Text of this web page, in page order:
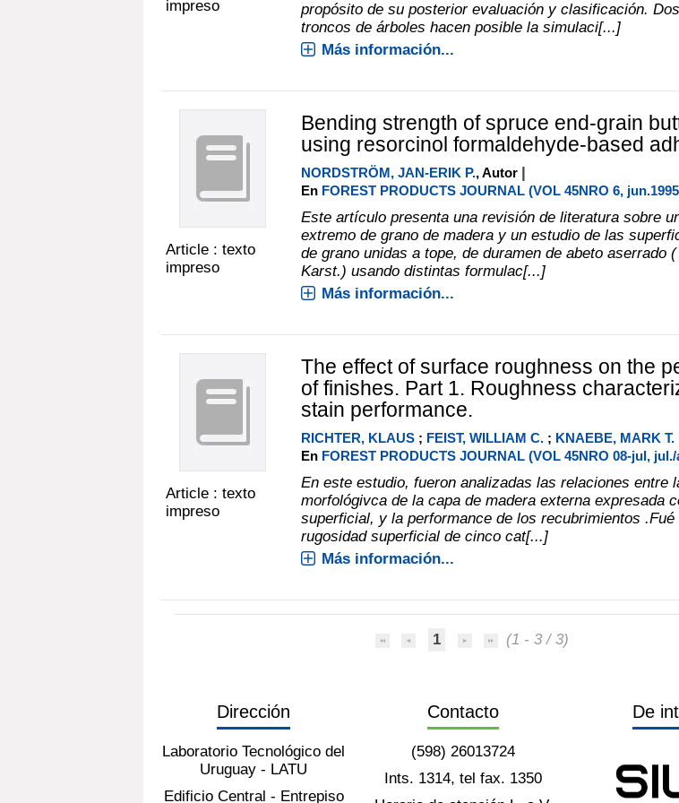
impreso
propósito de su posterior evaluación y clasificación.
troncos de árboles hacen posible la simulaci[...]
Más información...
Article : texto
impreso
Bending strength of spruce end-grain
using resorcinol formaldehyde-based
NORDSTRÖM, JAN-ERIK P., Autor |
En FOREST PRODUCTS JOURNAL (VOL 45NRO 6,
Este artículo presenta una revisión de literatura sobre
extremo de grano de madera y un estudio de las
de grano unidas a tope, de duramen de abeto aserrado
Karst.) usando distintas formulac[...]
Más información...
Article : texto
impreso
The effect of surface roughness on the
of finishes. Part 1. Roughness
stain performance.
RICHTER, KLAUS; FEIST, WILLIAM C.; KNAEBE, MARK T.
En FOREST PRODUCTS JOURNAL (VOL 45NRO 08-jul, jul./
En este estudio, fueron analizadas las relaciones entre
morfológivca de la capa de madera externa expresada
superficial, y la performance de los recubrimientos .Fué
rugosidad superficial de cinco cat[...]
Más información...
1 (1 - 3 / 3)
Dirección
Laboratorio Tecnológico del
Uruguay - LATU
Edificio Central - Entrepiso
Contacto
(598) 26013724
Ints. 1314, tel fax. 1350
De